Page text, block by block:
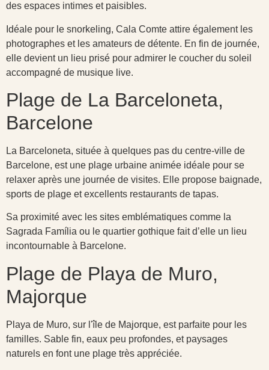
des espaces intimes et paisibles.
Idéale pour le snorkeling, Cala Comte attire également les
photographes et les amateurs de détente. En fin de journée,
elle devient un lieu prisé pour admirer le coucher du soleil
accompagné de musique live.
Plage de La Barceloneta,
Barcelone
La Barceloneta, située à quelques pas du centre-ville de
Barcelone, est une plage urbaine animée idéale pour se
relaxer après une journée de visites. Elle propose baignade,
sports de plage et excellents restaurants de tapas.
Sa proximité avec les sites emblématiques comme la
Sagrada Família ou le quartier gothique fait d’elle un lieu
incontournable à Barcelone.
Plage de Playa de Muro,
Majorque
Playa de Muro, sur l'île de Majorque, est parfaite pour les
familles. Sable fin, eaux peu profondes, et paysages
naturels en font une plage très appréciée.